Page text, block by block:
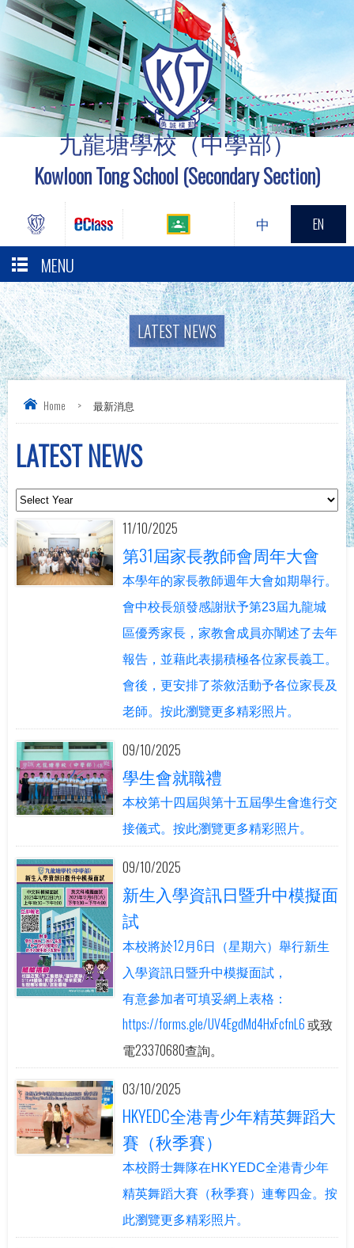
九龍塘學校（中學部）
Kowloon Tong School (Secondary Section)
中 EN
MENU
LATEST NEWS
Home > 最新消息
LATEST NEWS
11/10/2025
第31屆家長教師會周年大會
本學年的家長教師週年大會如期舉行。
會中校長頒發感謝狀予第23屆九龍城
區優秀家長，家教會成員亦闡述了去年
報告，並藉此表揚積極各位家長義工。
會後，更安排了茶敘活動予各位家長及
老師。按此瀏覽更多精彩照片。
09/10/2025
學生會就職禮
本校第十四屆與第十五屆學生會進行交
接儀式。按此瀏覽更多精彩照片。
09/10/2025
新生入學資訊日暨升中模擬面
試
本校將於12月6日（星期六）舉行新生
入學資訊日暨升中模擬面試，
有意參加者可填妥網上表格：
https://forms.gle/UV4EgdMd4HxFcfnL6或致
電23370680查詢。
03/10/2025
HKYEDC全港青少年精英舞蹈大
賽（秋季賽）
本校爵士舞隊在HKYEDC全港青少年
精英舞蹈大賽（秋季賽）連奪四金。按
此瀏覽更多精彩照片。